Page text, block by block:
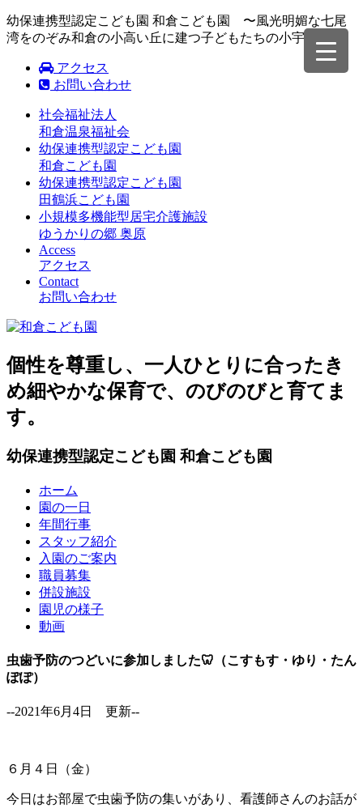
幼保連携型認定こども園 和倉こども園 〜風光明媚な七尾
湾をのぞみ和倉の小高い丘に建つ子どもたちの小宇宙〜
アクセス
お問い合わせ
社会福祉法人
和倉温泉福祉会
幼保連携型認定こども園
和倉こども園
幼保連携型認定こども園
田鶴浜こども園
小規模多機能型居宅介護施設
ゆうかりの郷 奥原
Access
アクセス
Contact
お問い合わせ
個性を尊重し、一人ひとりに合ったき
め細やかな保育で、のびのびと育てま
す。
幼保連携型認定こども園 和倉こども園
ホーム
園の一日
年間行事
スタッフ紹介
入園のご案内
職員募集
併設施設
園児の様子
動画
虫歯予防のつどいに参加しました🦷（こすもす・ゆり・たん
ぽぽ）
--2021年6月4日 更新--
６月４日（金）
今日はお部屋で虫歯予防の集いがあり、看護師さんのお話が